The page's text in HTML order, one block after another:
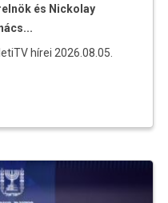
és Nickolay
hírei 2026.08.05.